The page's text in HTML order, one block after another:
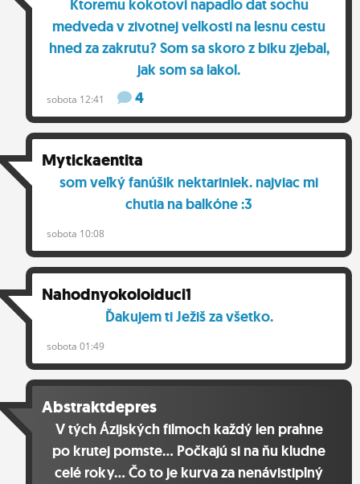
Ktoremu kokotovi napadlo dat sochu
medveda v zivotnej velkosti na lesnu cestu
hned za zakrutu? Som sa skoro z biku zjebal,
jak som sa lakol.
sobota 12:41 4
Mytickaentita
som veľký fanúšik nektariniek. najviac mi
chutia na balkóne :3
sobota 10:08
Nahodnyokoloiduci1
Ďakujem ti Ježiš za všetko.
sobota 01:49
Abstraktdepres
V tých Ázijských filmoch každý len prahne
po krutej pomste... Počkajú si na ňu kludne
celé roky... Čo to je kurva za nenávistiplný